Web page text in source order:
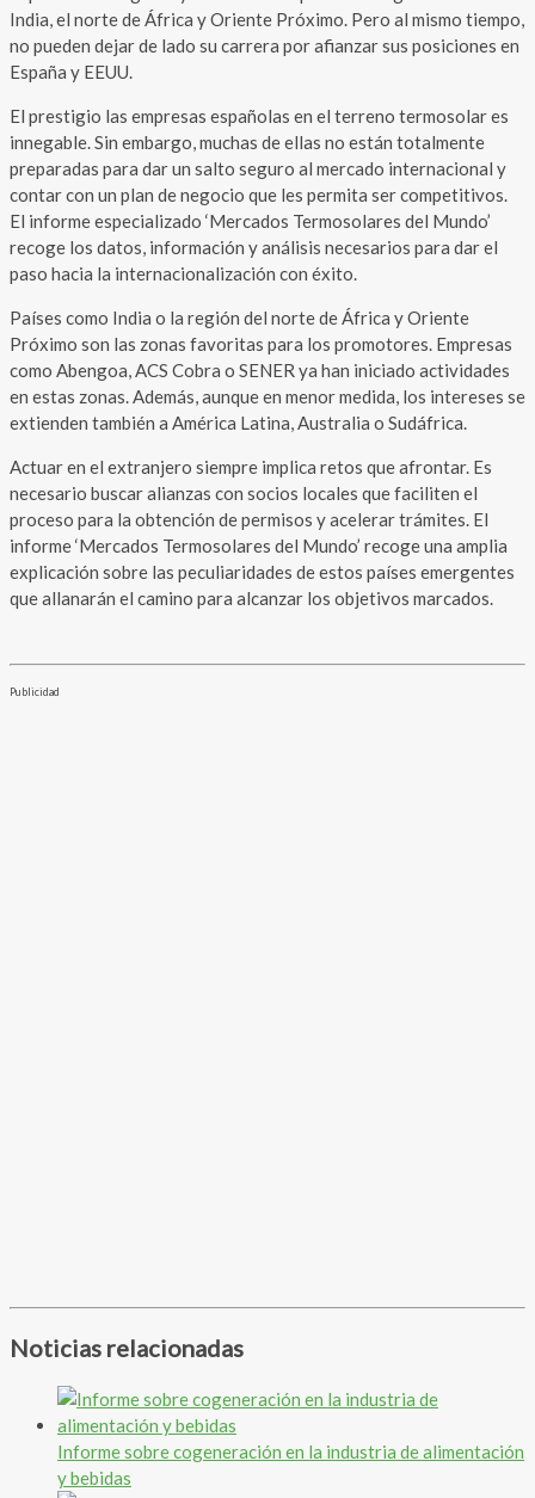
India, el norte de África y Oriente Próximo. Pero al mismo tiempo,
no pueden dejar de lado su carrera por afianzar sus posiciones en
España y EEUU.
El prestigio las empresas españolas en el terreno termosolar es
innegable. Sin embargo, muchas de ellas no están totalmente
preparadas para dar un salto seguro al mercado internacional y
contar con un plan de negocio que les permita ser competitivos.
El informe especializado ‘Mercados Termosolares del Mundo’
recoge los datos, información y análisis necesarios para dar el
paso hacia la internacionalización con éxito.
Países como India o la región del norte de África y Oriente
Próximo son las zonas favoritas para los promotores. Empresas
como Abengoa, ACS Cobra o SENER ya han iniciado actividades
en estas zonas. Además, aunque en menor medida, los intereses se
extienden también a América Latina, Australia o Sudáfrica.
Actuar en el extranjero siempre implica retos que afrontar. Es
necesario buscar alianzas con socios locales que faciliten el
proceso para la obtención de permisos y acelerar trámites. El
informe ‘Mercados Termosolares del Mundo’ recoge una amplia
explicación sobre las peculiaridades de estos países emergentes
que allanarán el camino para alcanzar los objetivos marcados.
Publicidad
Noticias relacionadas
Informe sobre cogeneración en la industria de alimentación
y bebidas